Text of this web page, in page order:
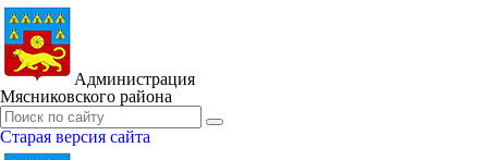
Администрация
Мясниковского района
Старая версия сайта